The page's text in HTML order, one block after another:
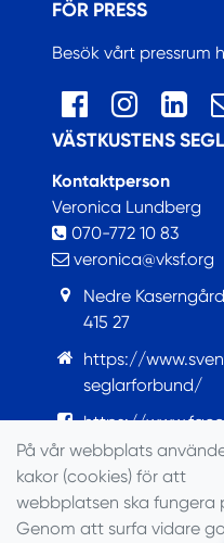
FÖR PRESS
Besök vårt pressrum
VÄSTKUSTENS
Kontaktperson
Veronica Lundberg
070-772 10 83
veronica@vksf.org
Nedre
415 27
https://
seglarforbund/
https://
©
På vår webbplats
kakor (cookies) för att
webbplatsen ska
Genom att surfa vidare